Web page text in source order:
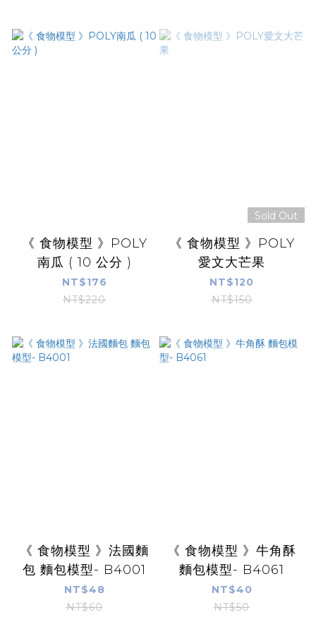
《 食物模型 》POLY
南瓜 ( 10 公分 )
NT$176
NT$220
Sold Out
《 食物模型 》POLY
愛文大芒果
NT$120
NT$150
《 食物模型 》法國麵
包 麵包模型- B4001
NT$48
NT$60
《 食物模型 》牛角酥
麵包模型- B4061
NT$40
NT$50